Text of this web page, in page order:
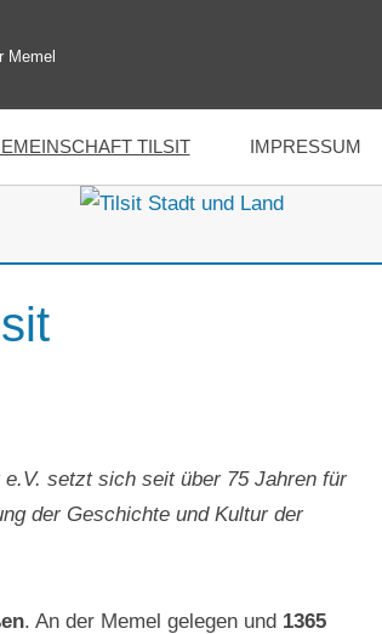
Memel
TILSIT IMPRESSUM
setzt sich seit über 75 Jahren für
der Geschichte und Kultur der
. An der Memel gelegen und 1365